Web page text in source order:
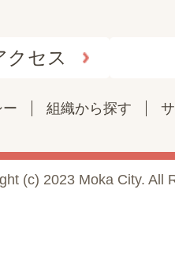
クセス
組織から探す
(c) 2023 Moka City. All